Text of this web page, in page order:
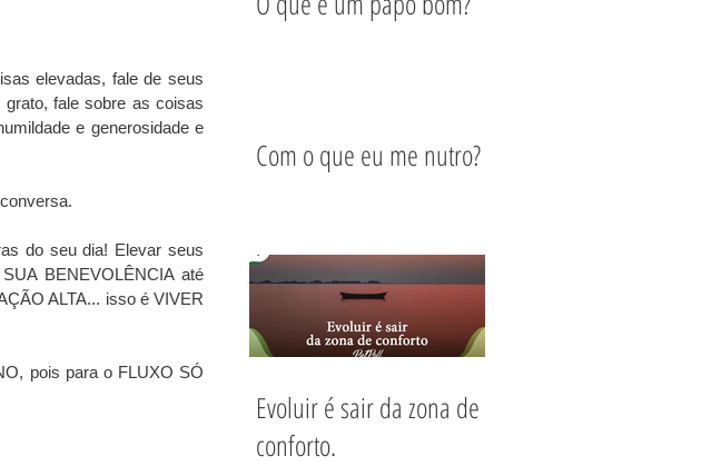
elevadas, fale de seus
fale sobre as coisas
e generosidade e
do seu dia! Elevar seus
BENEVOLÊNCIA até
ALTA... isso é VIVER
pois para o FLUXO SÓ
Com o que eu me nutro?
Evoluir é sair da zona de
conforto.